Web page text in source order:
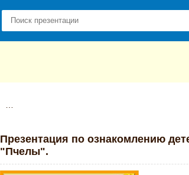
Презентация по ознакомлению
"Пчелы".